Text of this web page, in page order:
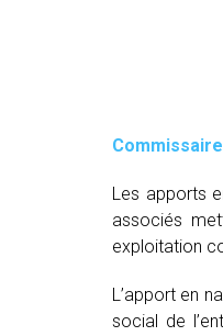
Les apports
associés
exploitation
L’apport en
social de